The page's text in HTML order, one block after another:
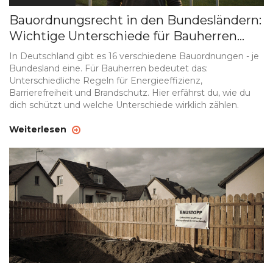
Bauordnungsrecht in den Bundesländern:
Wichtige Unterschiede für Bauherren
2025
In Deutschland gibt es 16 verschiedene Bauordnungen - je
Bundesland eine. Für Bauherren bedeutet das:
Unterschiedliche Regeln für Energieeffizienz,
Barrierefreiheit und Brandschutz. Hier erfährst du, wie du
dich schützt und welche Unterschiede wirklich zählen.
Weiterlesen